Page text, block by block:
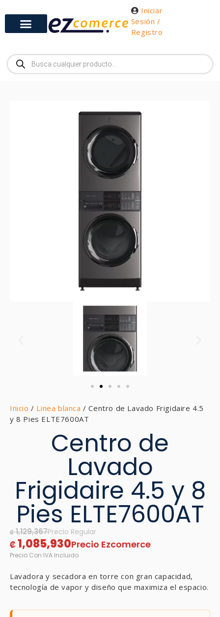
Iniciar
Sesión /
Registro
Inicio / Linea blanca / Centro de Lavado Frigidaire 4.5
y 8 Pies ELTE7600AT
Centro de
Lavado
Frigidaire 4.5 y 8
Pies ELTE7600AT
₡1,129,367
₡ 1,085,930
Lavadora y secadora en torre con gran capacidad,
tecnología de vapor y diseño que maximiza el espacio.